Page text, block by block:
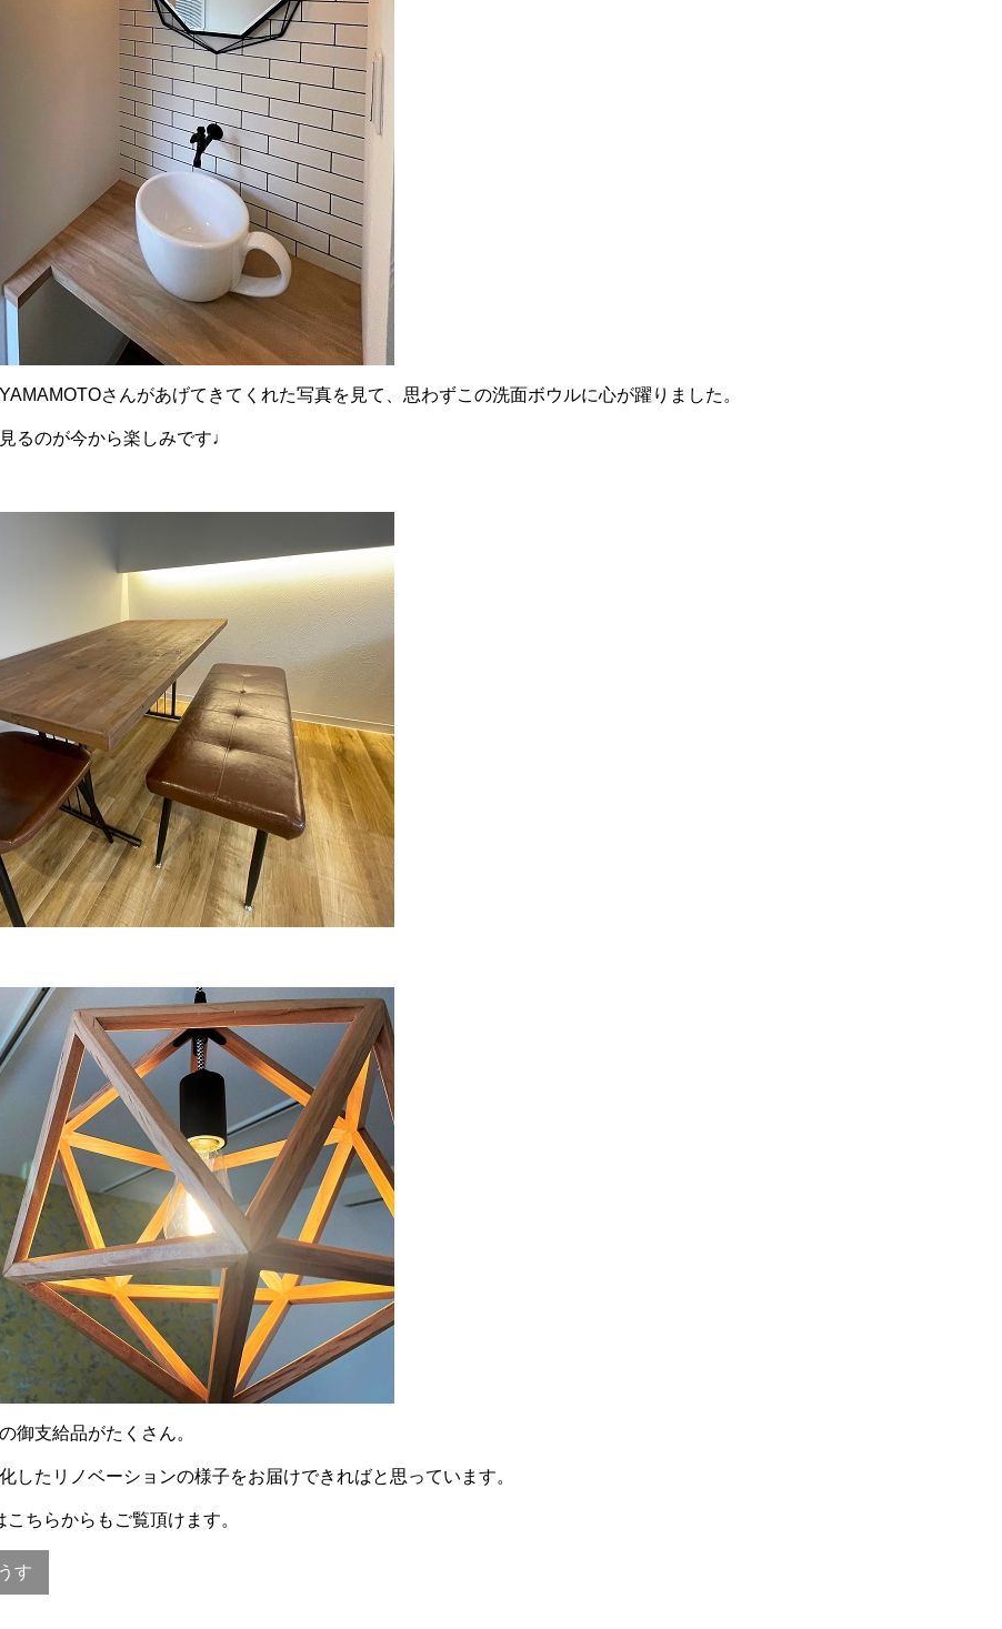
さんがあげてきてくれた写真を見て、思わずこの洗面ボウルに心が躍りました。
るのが今から楽しみです♩
御支給品がたくさん。
したリノベーションの様子をお届けできればと思っています。
ちらからもご覧頂けます。
す